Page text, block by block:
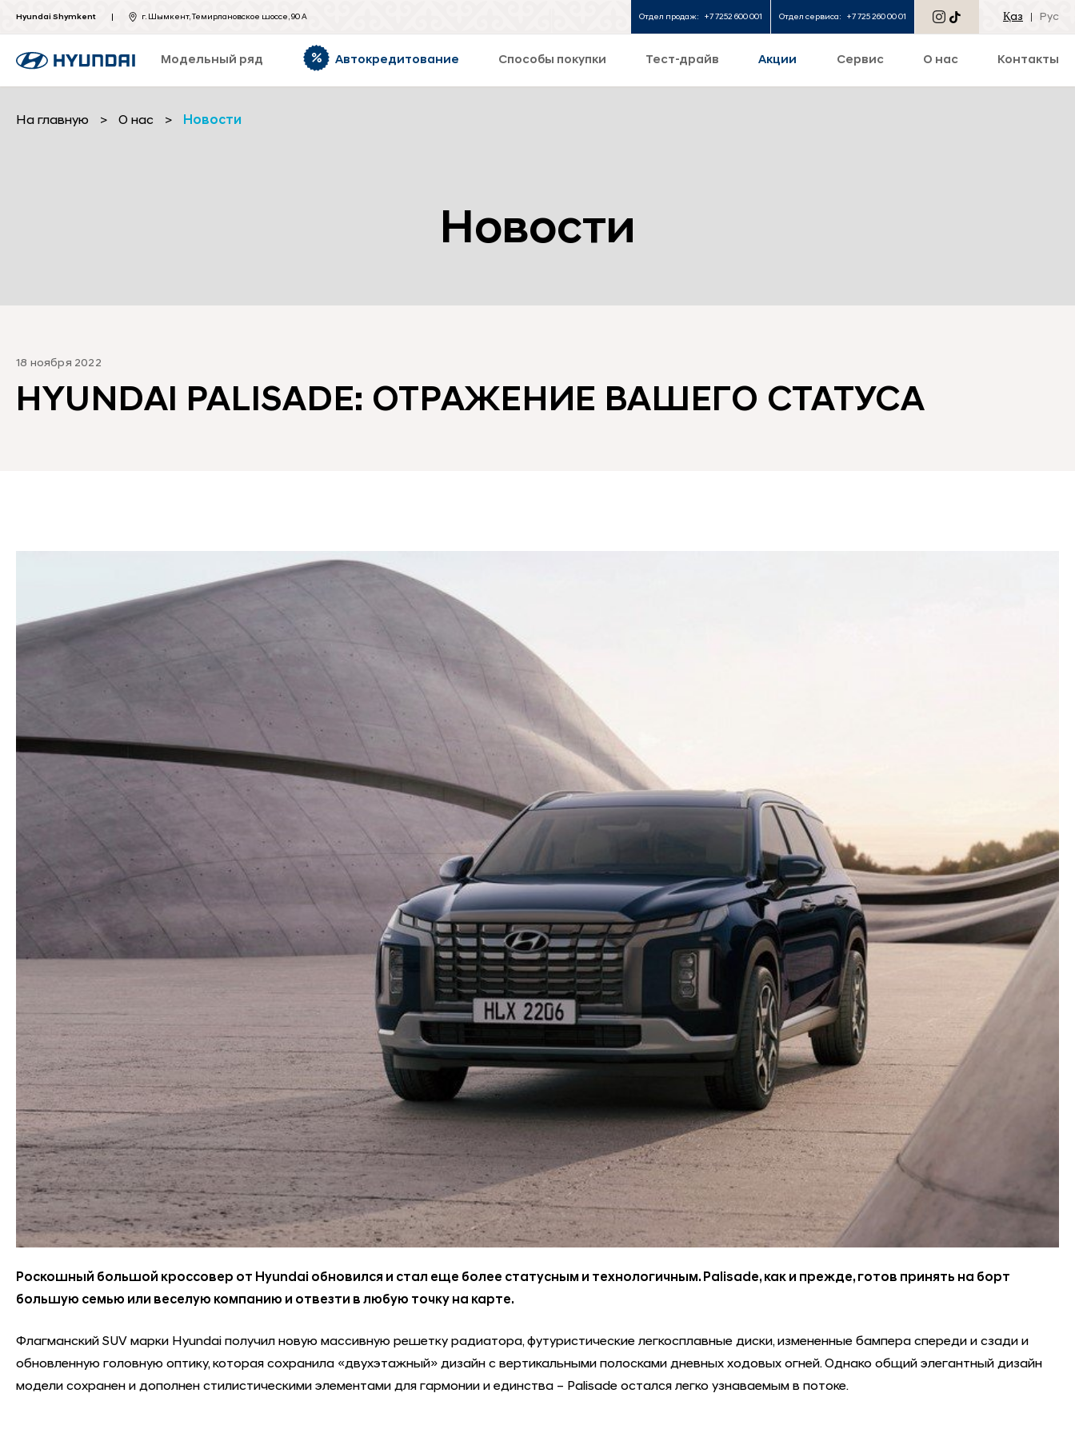
Hyundai Shymkent г. Шымкент, Темирлановское шоссе, 90 А Отдел продаж: +7 7252 600 001 Отдел сервиса: +7 725 260 00 01 Қаз Рус
Модельный ряд Автокредитование Способы покупки Тест-драйв Акции Сервис О нас Контакты
На главную > О нас > Новости
Новости
18 ноября 2022
HYUNDAI PALISADE: ОТРАЖЕНИЕ ВАШЕГО СТАТУСА
Роскошный большой кроссовер от Hyundai обновился и стал еще более статусным и технологичным. Palisade, как и прежде, готов принять на борт
большую семью или веселую компанию и отвезти в любую точку на карте.
Флагманский SUV марки Hyundai получил новую массивную решетку радиатора, футуристические легкосплавные диски, измененные бампера спереди и сзади и
обновленную головную оптику, которая сохранила «двухэтажный» дизайн с вертикальными полосками дневных ходовых огней. Однако общий элегантный дизайн
модели сохранен и дополнен стилистическими элементами для гармонии и единства – Palisade остался легко узнаваемым в потоке.